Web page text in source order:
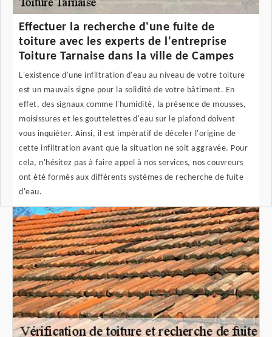
Effectuer la recherche d'une fuite de
toiture avec les experts de l'entreprise
Toiture Tarnaise dans la ville de Campes
L'existence d'une infiltration d'eau au niveau de votre toiture
est un mauvais signe pour la solidité de votre bâtiment. En
effet, des signaux comme l'humidité, la présence de mousses,
moisissures et les gouttelettes d'eau sur le plafond doivent
vous inquiéter. Ainsi, il est impératif de déceler l'origine de
cette infiltration avant que la situation ne soit aggravée. Pour
cela, n'hésitez pas à faire appel à nos services, nos couvreurs
ont été formés aux différents systèmes de recherche de fuite
d'eau.